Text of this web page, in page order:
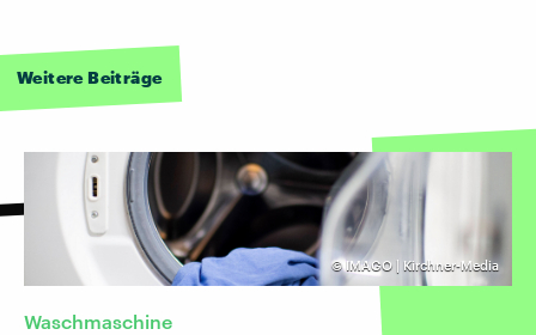
Weitere Beiträge
©IMAGO | Kirchner-Media
Waschmaschine